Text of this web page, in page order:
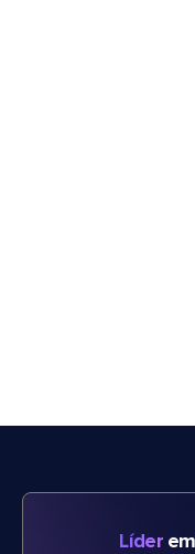
Líderem